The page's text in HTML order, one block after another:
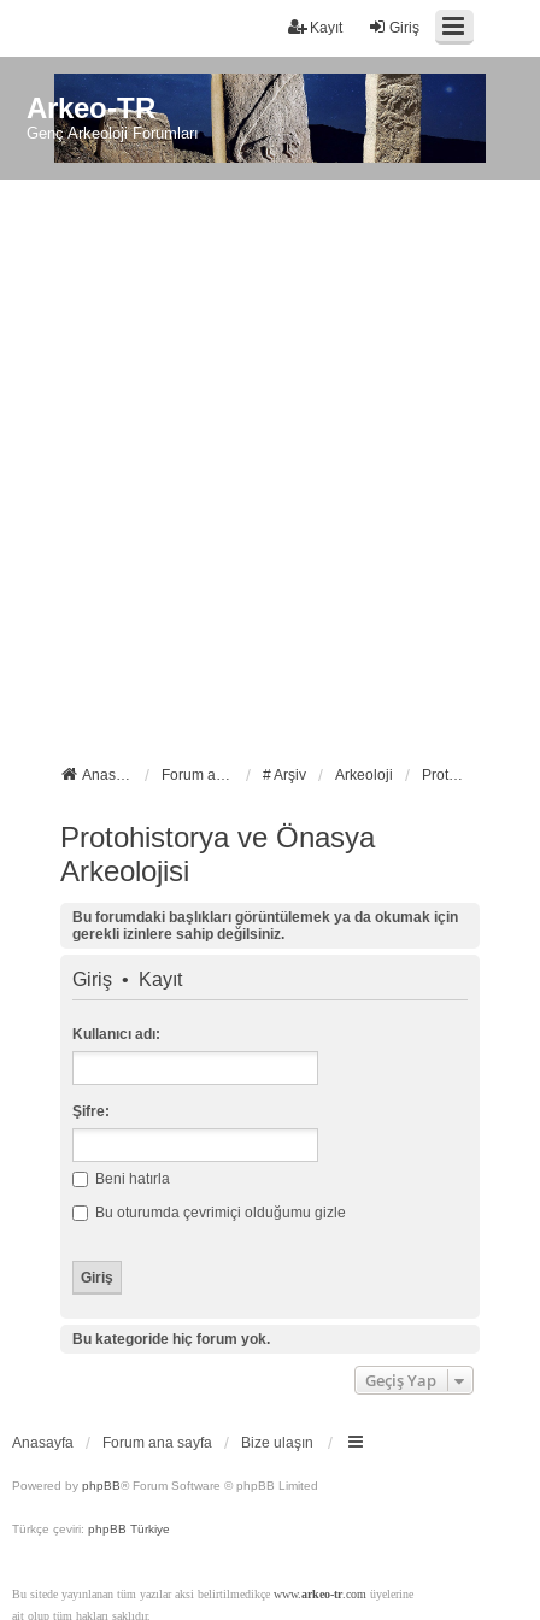
Giriş
Kayıt
Arkeo-TR
Genç Arkeoloji Forumları
Anasayfa Forum ana sayfa # Arşiv Arkeoloji Protohistorya ve Önasya Arkeolojisi
Protohistorya ve Önasya
Arkeolojisi
Bu forumdaki başlıkları görüntülemek ya da okumak için
gerekli izinlere sahip değilsiniz.
Giriş• Kayıt
Kullanıcı adı:
Şifre:
Beni hatırla
Bu oturumda çevrimiçi olduğumu gizle
Bu kategoride hiç forum yok.
Geçiş Yap
Anasayfa Forum ana sayfa Bize ulaşın
Powered by phpBB® Forum Software © phpBB Limited
Türkçe çeviri: phpBB Türkiye
Bu sitede yayınlanan tüm yazılar aksi belirtilmedikçe www.arkeo-tr.com üyelerine
ait olup tüm hakları saklıdır.